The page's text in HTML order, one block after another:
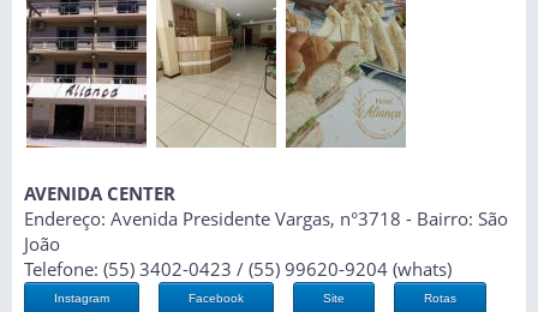
AVENIDA CENTER
Endereço: Avenida Presidente Vargas, n°3718 - Bairro: São
João
Telefone: (55) 3402-0423 / (55) 99620-9204 (whats)
Instagram Facebook Site Rotas